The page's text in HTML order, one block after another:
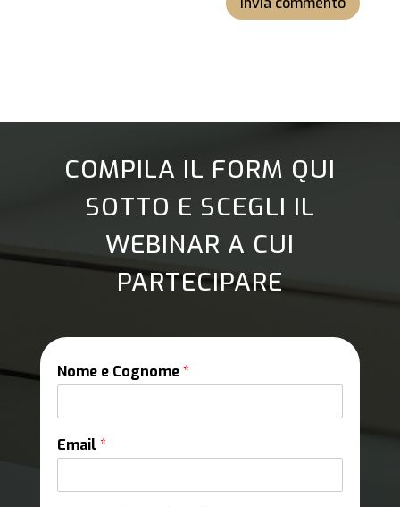
COMPILA IL FORM QUI
SOTTO E SCEGLI IL
WEBINAR A CUI
PARTECIPARE
Nome e Cognome*
Email *